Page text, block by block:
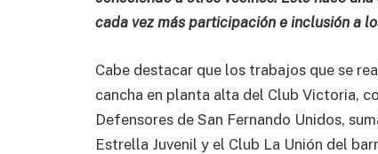
cada vez más participación e inclusión a
Cabe destacar que los trabajos que se
cancha en planta alta del Club Victoria,
Defensores de San Fernando Unidos,
Estrella Juvenil y el Club La Unión del